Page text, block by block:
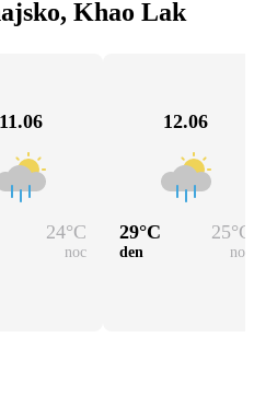
Khao Lak
11.06
24°C
noc
12.06
29°C 25°C
den noc